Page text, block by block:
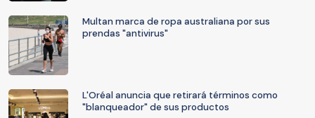
Multan marca de ropa australiana por sus
prendas "antivirus"
L'Oréal anuncia que retirará términos como
"blanqueador" de sus productos